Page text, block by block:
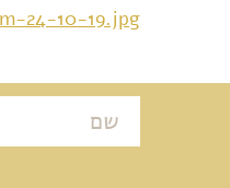
24-10-19.jpg